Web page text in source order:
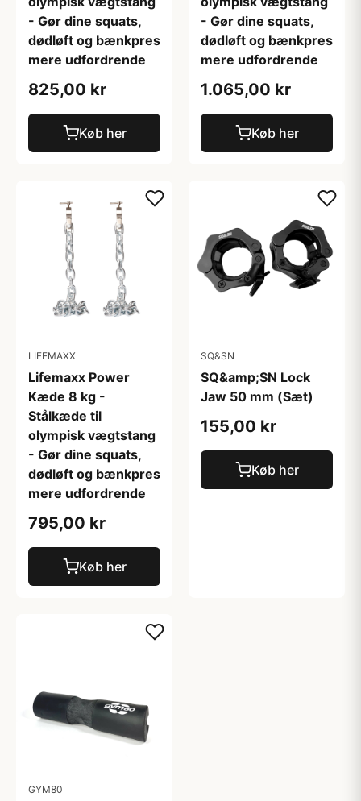
- Gør dine squats,
dødløft og bænkpres
mere udfordrende
825,00 kr
Køb her
- Gør dine squats,
dødløft og bænkpres
mere udfordrende
1.065,00 kr
Køb her
LIFEMAXX
Lifemaxx Power
Kæde 8 kg -
Stålkæde til
olympisk vægtstang
- Gør dine squats,
dødløft og bænkpres
mere udfordrende
795,00 kr
Køb her
SQ&SN
SQ&amp;SN Lock
Jaw 50 mm (Sæt)
155,00 kr
Køb her
GYM80